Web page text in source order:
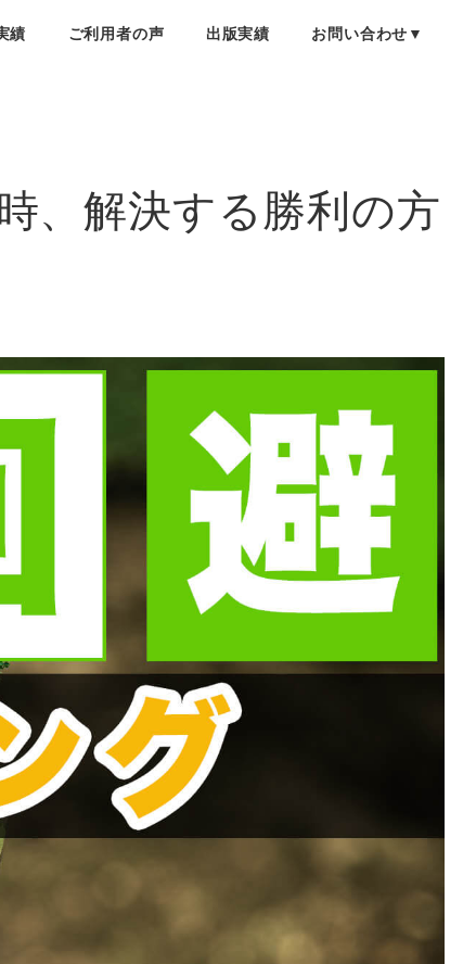
績 ご利用者の声 出版実績 お問い合わせ▼
、解決する勝利の方